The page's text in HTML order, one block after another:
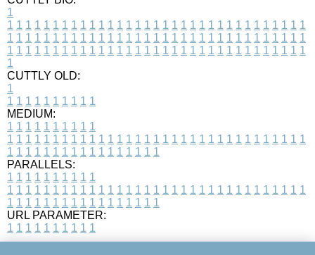
1
1 1 1 1 1 1 1 1 1 1 1 1 1 1 1 1 1 1 1 1 1 1 1 1 1 1 1 1 1 1 1 1 1
1 1 1 1 1 1 1 1 1 1 1 1 1 1 1 1 1 1 1 1 1 1 1 1 1 1 1 1 1 1 1 1 1
1 1 1 1 1 1 1 1 1 1 1 1 1 1 1 1 1 1 1 1 1 1 1 1 1 1 1 1 1 1 1 1 1
1
CUTTLY OLD:
1
1 1 1 1 1 1 1 1 1 1
MEDIUM:
1 1 1 1 1 1 1 1 1 1
1 1 1 1 1 1 1 1 1 1 1 1 1 1 1 1 1 1 1 1 1 1 1 1 1 1 1 1 1 1 1 1 1
1 1 1 1 1 1 1 1 1 1 1 1 1 1 1 1 1
PARALLELS:
1 1 1 1 1 1 1 1 1 1
1 1 1 1 1 1 1 1 1 1 1 1 1 1 1 1 1 1 1 1 1 1 1 1 1 1 1 1 1 1 1 1 1
1 1 1 1 1 1 1 1 1 1 1 1 1 1 1 1 1
URL PARAMETER:
1 1 1 1 1 1 1 1 1 1